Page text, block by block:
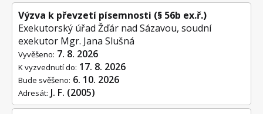
Výzva k převzetí písemnosti (§ 56b ex.ř.)
Exekutorský úřad Žďár nad Sázavou, soudní
exekutor Mgr. Jana Slušná
Vyvěšeno: 7. 8. 2026
Adresát: J. F. (2005)
K vyzvednutí do: 17. 8. 2026
Bude svěšeno: 6. 10. 2026